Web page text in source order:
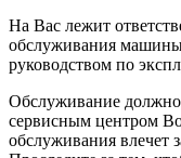
На Вас лежит
обслуживания машины
руководством по
Обслуживание должно
сервисным центром
обслуживания влечет